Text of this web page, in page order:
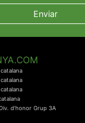
d'honor Grup 3A